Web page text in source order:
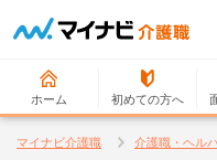
ホーム 初めての方へ
マイナビ介護職 介護職・ヘル